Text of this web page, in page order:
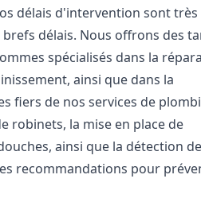
délais d'intervention sont très
délais. Nous offrons des
spécialisés dans la
ainsi que dans la
fiers de nos services de
robinets, la mise en place de
ainsi que la détection
recommandations pour